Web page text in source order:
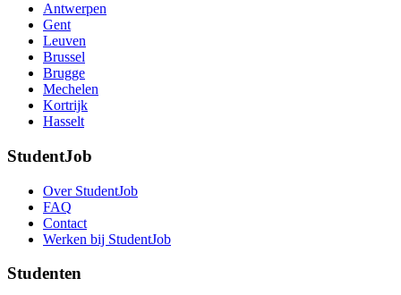
Antwerpen
Gent
Leuven
Brussel
Brugge
Mechelen
Kortrijk
Hasselt
StudentJob
Over StudentJob
FAQ
Contact
Werken bij StudentJob
Studenten